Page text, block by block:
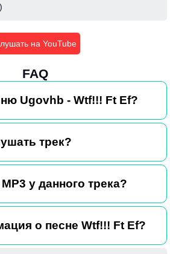
на YouTube
FAQ
Ugovhb - Wtf!!! Ft Ef?
трек?
у данного трека?
о песне Wtf!!! Ft Ef?